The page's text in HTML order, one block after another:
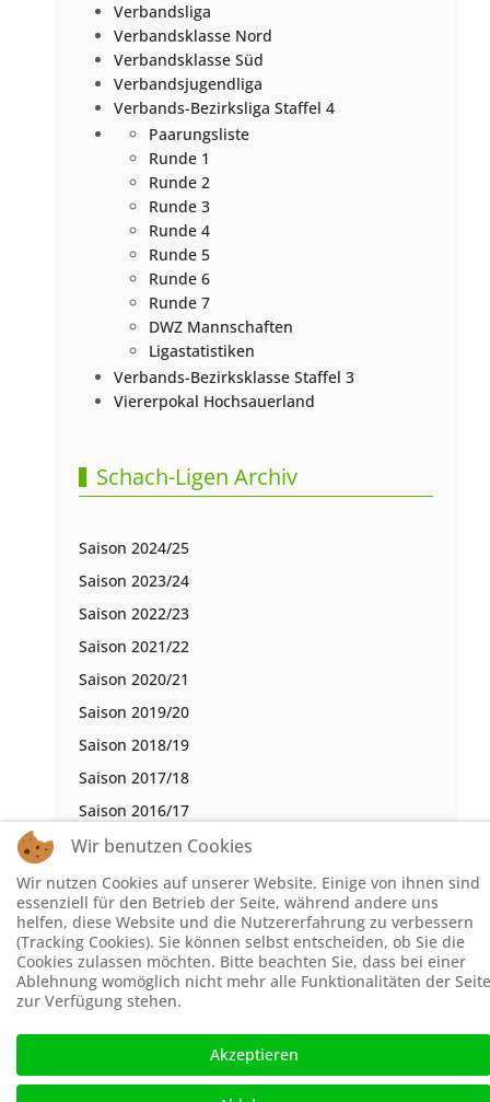
Verbandsliga
Verbandsklasse Nord
Verbandsklasse Süd
Verbandsjugendliga
Verbands-Bezirksliga Staffel 4
Paarungsliste
Runde 1
Runde 2
Runde 3
Runde 4
Runde 5
Runde 6
Runde 7
DWZ Mannschaften
Ligastatistiken
Verbands-Bezirksklasse Staffel 3
Viererpokal Hochsauerland
Schach-Ligen Archiv
Saison 2024/25
Saison 2023/24
Saison 2022/23
Saison 2021/22
Saison 2020/21
Saison 2019/20
Saison 2018/19
Saison 2017/18
Saison 2016/17
© Schachbezirk Hochsauerland 2026, Powered byTheme-
Point. Design byTheme-Point
Wir benutzen Cookies
Wir nutzen Cookies auf unserer Website. Einige von ihnen sind
essenziell für den Betrieb der Seite, während andere uns
helfen, diese Website und die Nutzererfahrung zu verbessern
(Tracking Cookies). Sie können selbst entscheiden, ob Sie die
Cookies zulassen möchten. Bitte beachten Sie, dass bei einer
Ablehnung womöglich nicht mehr alle Funktionalitäten der Seite
zur Verfügung stehen.
Akzeptieren